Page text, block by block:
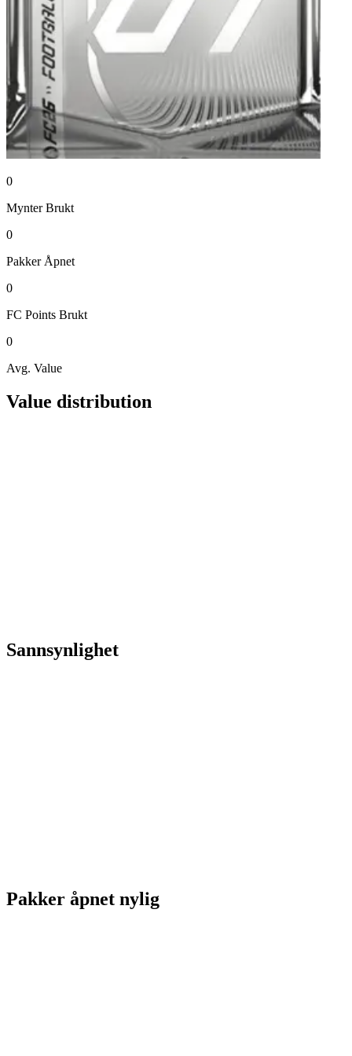
0
Mynter Brukt
0
Pakker Åpnet
0
FC Points Brukt
0
Avg. Value
Value distribution
Sannsynlighet
Pakker åpnet nylig